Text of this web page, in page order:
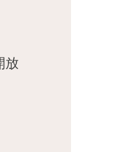
放
們有機會從中
讓你的頭腦對